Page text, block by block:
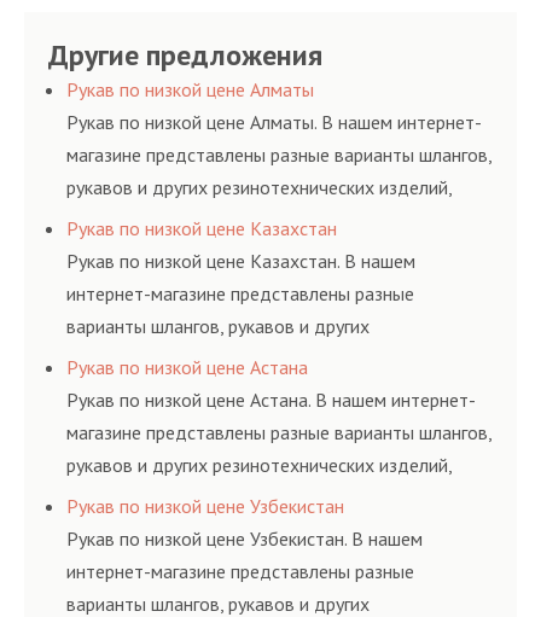
предприятия.
основе либо на
условиях
долговременного
комплексного
обслуживания
предлагает ремонт
шлангов высокого
давления. Ремонт
шлангов производится
высококвалифицирован
Другие предложения
Рукав по низкой цене Алматы
Рукав по низкой цене Алматы. В нашем интернет-
магазине представлены разные варианты шлангов,
рукавов и других резинотехнических изделий,
соответствующих ГОСТам, техническим условиям
и нормативам.
Рукав по низкой цене Казахстан
Рукав по низкой цене Казахстан. В нашем
интернет-магазине представлены разные
варианты шлангов, рукавов и других
резинотехнических изделий, соответствующих
ГОСТам, техническим условиям и нормативам.
Рукав по низкой цене Астана
Рукав по низкой цене Астана. В нашем интернет-
магазине представлены разные варианты шлангов,
рукавов и других резинотехнических изделий,
соответствующих ГОСТам, техническим условиям
и нормативам.
Рукав по низкой цене Узбекистан
Рукав по низкой цене Узбекистан. В нашем
интернет-магазине представлены разные
варианты шлангов, рукавов и других